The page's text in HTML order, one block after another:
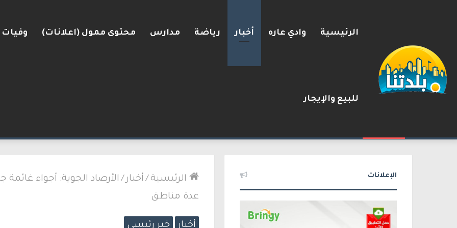
الرئيسية وادي عاره أخبار رياضة مدارس محتوى ممول (اعلانات) وفيات
للبيع والإيجار
الرئيسية / أخبار / الأرصاد الجوية: أجواء
عدة مناطق
أخبار خبر رئيسي
الإعلانات